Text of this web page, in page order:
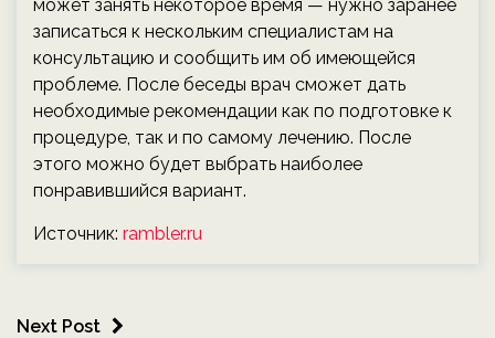
может занять некоторое время — нужно заранее
записаться к нескольким специалистам на
консультацию и сообщить им об имеющейся
проблеме. После беседы врач сможет дать
необходимые рекомендации как по подготовке к
процедуре, так и по самому лечению. После
этого можно будет выбрать наиболее
понравившийся вариант.
Источник: rambler.ru
Next Post